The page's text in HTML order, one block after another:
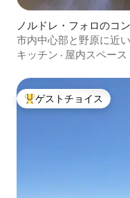
ノルドレ・フォロのコ
市内中心部と野原に近
ウス
キッチン · 屋内スペース
大好評のゲストチョイス
ゲストチョイス